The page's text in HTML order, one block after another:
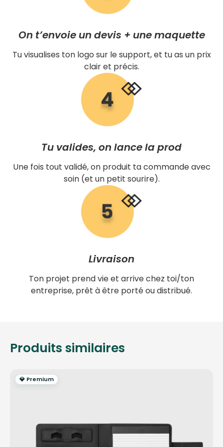
On t’envoie un devis + une maquette
Tu visualises ton logo sur le support, et tu as un prix
clair et précis.
Tu valides, on lance la prod
Une fois tout validé, on produit ta commande avec
soin (et un petit sourire).
Livraison
Ton projet prend vie et arrive chez toi/ton
entreprise, prêt à être porté ou distribué.
Produits similaires
💎 Premium